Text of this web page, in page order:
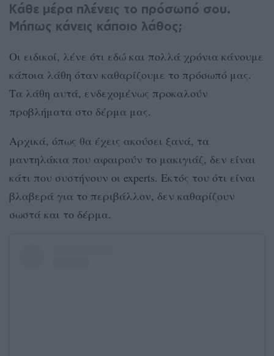
Κάθε μέρα πλένεις το πρόσωπό σου.
Μήπως κάνεις κάποιο λάθος;
Οι ειδικοί, λένε ότι εδώ και πολλά χρόνια κάνουμε
κάποια λάθη όταν καθαρίζουμε το πρόσωπό μας.
Τα λάθη αυτά, ενδεχομένως προκαλούν
προβλήματα στο δέρμα μας.
Αρχικά, όπως θα έχεις ακούσει ξανά, τα
μαντηλάκια που αφαιρούν το μακιγιάζ, δεν είναι
κάτι που συστήνουν οι experts. Εκτός του ότι είναι
βλαβερά για το περιβάλλον, δεν καθαρίζουν
σωστά και το δέρμα.